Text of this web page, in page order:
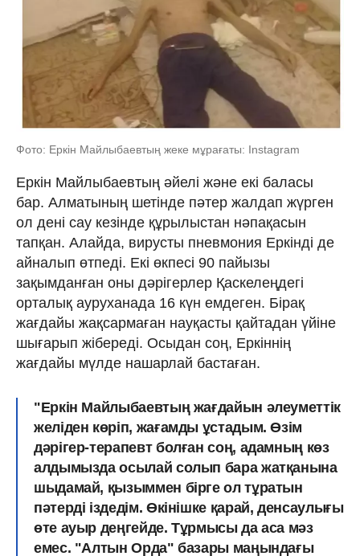
Фото: Еркін Майлыбаевтың жеке мұрағаты: Instagram
Еркін Майлыбаевтың әйелі және екі баласы
бар. Алматының шетінде пәтер жалдап жүрген
ол дені сау кезінде құрылыстан нәпақасын
тапқан. Алайда, вирусты пневмония Еркінді де
айналып өтпеді. Екі өкпесі 90 пайызы
зақымданған оны дәрігерлер Қаскелеңдегі
орталық ауруханада 16 күн емдеген. Бірақ
жағдайы жақсармаған науқасты қайтадан үйіне
шығарып жібереді. Осыдан соң, Еркіннің
жағдайы мүлде нашарлай бастаған.
"Еркін Майлыбаевтың жағдайын әлеуметтік
желіден көріп, жағамды ұстадым. Өзім
дәрігер-терапевт болған соң, адамның көз
алдымызда осылай солып бара жатқанына
шыдамай, қызыммен бірге ол тұратын
пәтерді іздедім. Өкінішке қарай, денсаулығы
өте ауыр деңгейде. Тұрмысы да аса мәз
емес. "Алтын Орда" базары маңындағы